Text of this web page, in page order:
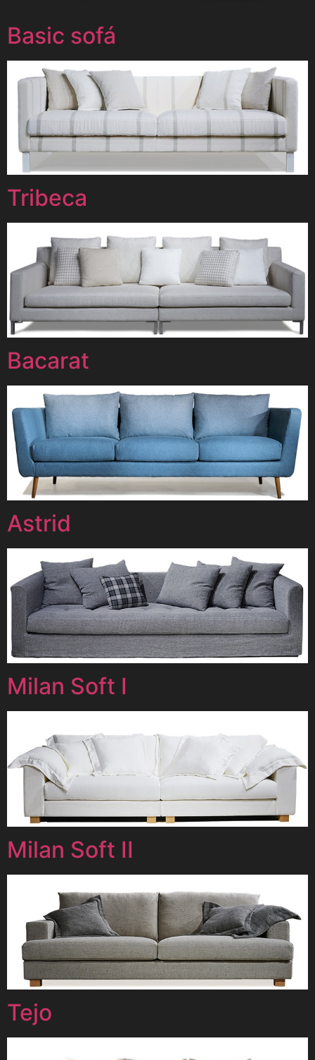
Basic sofá
Tribeca
Bacarat
Astrid
Milan Soft I
Milan Soft II
Tejo